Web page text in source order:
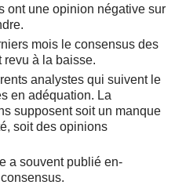
ont une opinion négative sur
mois le consensus des
revu à la baisse.
analystes qui suivent le
en adéquation. La
supposent soit un manque
soit des opinions
a souvent publié en-